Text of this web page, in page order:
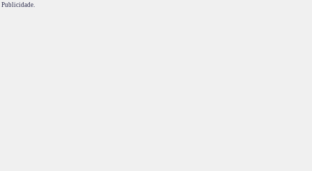
Publicidade.